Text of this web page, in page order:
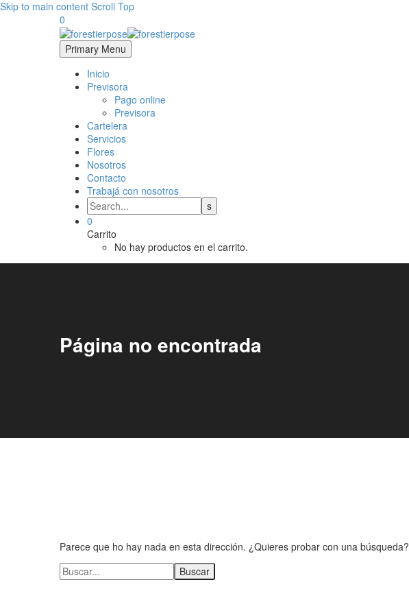
Skip to main content Scroll Top
0
Primary Menu
Inicio
Previsora
Pago online
Previsora
Cartelera
Servicios
Flores
Nosotros
Contacto
Trabajá con nosotros
0
Carrito
No hay productos en el carrito.
Página no encontrada
Parece que ho hay nada en esta dirección. ¿Quieres probar con una búsqueda?
Buscar